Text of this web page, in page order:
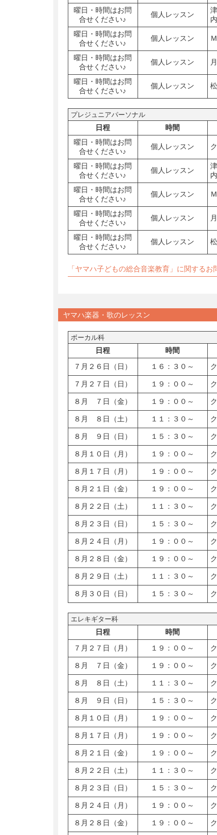
曜日・時間はお問
合せください♪
個人レッスン
曜日・時間はお問
合せください♪
個人レッスン
曜日・時間はお問
合せください♪
個人レッスン
曜日・時間はお問
合せください♪
個人レッスン
プレジュニアパーソナル
日程
時間
曜日・時間はお問
合せください♪
個人レッスン
曜日・時間はお問
合せください♪
個人レッスン
曜日・時間はお問
合せください♪
個人レッスン
曜日・時間はお問
合せください♪
個人レッスン
曜日・時間はお問
合せください♪
個人レッスン
「ヤマハ子どもの総合音楽教育」に関するお
ヤマハ楽器・歌のレッスン
ボーカル科
日程
時間
７月２６日（日）
１６：３０～
７月２７日（日） １９：００～
８月 ７日（金） １９：００～
８月 ８日（土） １１：３０～
８月 ９日（日） １５：３０～
８月１０日（月） １９：００～
８月１７日（月） １９：００～
８月２１日（金） １９：００～
８月２２日（土） １１：３０～
８月２３日（日） １５：３０～
８月２４日（月） １９：００～
８月２８日（金） １９：００～
８月２９日（土） １１：３０～
８月３０日（日） １５：３０～
エレキギター科
日程
時間
７月２７日（月）
１９：００～
８月 ７日（金） １９：００～
８月 ８日（土） １１：３０～
８月 ９日（日） １５：３０～
８月１０日（月） １９：００～
８月１７日（月） １９：００～
８月２１日（金） １９：００～
８月２２日（土） １１：３０～
８月２３日（日） １５：３０～
８月２４日（月） １９：００～
８月２８日（金） １９：００～